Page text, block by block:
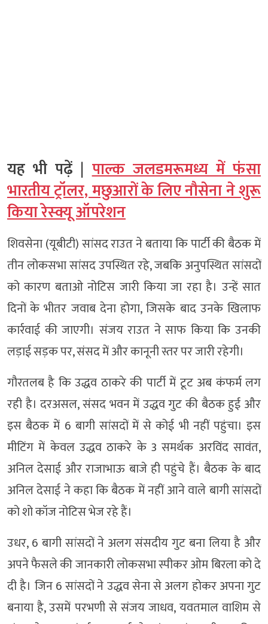
यह भी पढ़ें |पाल्क जलडमरूमध्य में फंसा
भारतीय ट्रॉलर, मछुआरों के लिए नौसेना ने शुरू
किया रेस्क्यू ऑपरेशन
शिवसेना (यूबीटी) सांसद राउत ने बताया कि पार्टी की बैठक में
तीन लोकसभा सांसद उपस्थित रहे, जबकि अनुपस्थित सांसदों
को कारण बताओ नोटिस जारी किया जा रहा है। उन्हें सात
दिनों के भीतर जवाब देना होगा, जिसके बाद उनके खिलाफ
कार्रवाई की जाएगी। संजय राउत ने साफ किया कि उनकी
लड़ाई सड़क पर, संसद में और कानूनी स्तर पर जारी रहेगी।
गौरतलब है कि उद्धव ठाकरे की पार्टी में टूट अब कंफर्म लग
रही है। दरअसल, संसद भवन में उद्धव गुट की बैठक हुई और
इस बैठक में 6 बागी सांसदों में से कोई भी नहीं पहुंचा। इस
मीटिंग में केवल उद्धव ठाकरे के 3 समर्थक अरविंद सावंत,
अनिल देसाई और राजाभाऊ बाजे ही पहुंचे हैं। बैठक के बाद
अनिल देसाई ने कहा कि बैठक में नहीं आने वाले बागी सांसदों
को शो कॉज नोटिस भेज रहे हैं।
उधर, 6 बागी सांसदों ने अलग संसदीय गुट बना लिया है और
अपने फैसले की जानकारी लोकसभा स्पीकर ओम बिरला को दे
दी है। जिन 6 सांसदों ने उद्धव सेना से अलग होकर अपना गुट
बनाया है, उसमें परभणी से संजय जाधव, यवतमाल वाशिम से